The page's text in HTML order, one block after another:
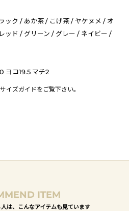
ック / あか茶 / こげ茶 / ヤケヌメ / オ
ッド / グリーン / グレー / ネイビー /
ヨコ19.5 マチ2
サイズガイドをご覧下さい。
ITEM
は、こんなアイテムも見ています